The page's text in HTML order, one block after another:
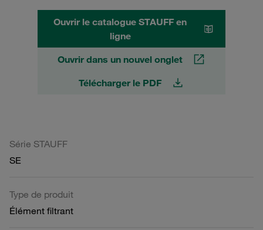
Ouvrir le catalogue STAUFF en
ligne
Ouvrir dans un nouvel onglet
Télécharger le PDF
Série STAUFF
SE
Type de produit
Élément filtrant